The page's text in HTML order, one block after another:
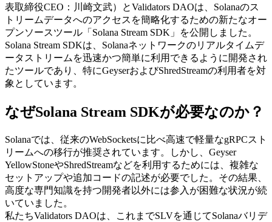
表取締役CEO：川崎文武）とValidators DAOは、Solanaのス
トリームデータへのアクセスを簡略化するための新たなオー
プンソースツール「Solana Stream SDK」を公開しました。
Solana Stream SDKは、Solanaネットワークのリアルタイムデ
ータストリームを迅速かつ簡単に利用できるように開発され
たツールであり、特にGeyserおよびShredStreamの利用者を対
象としています。
なぜSolana Stream SDKが必要なのか？
Solanaでは、従来のWebSocketsに比べ高速で軽量なgRPCスト
リームへの移行が推奨されています。しかし、Geyser
YellowStoneやShredStreamなどを利用するためには、複雑な
セットアップや追加コードの記述が必要でした。その結果、
高度な専門知識を持つ開発者以外には参入が困難な状況が続
いていました。
私たちValidators DAOは、これまでSLVを通じてSolanaバリデ